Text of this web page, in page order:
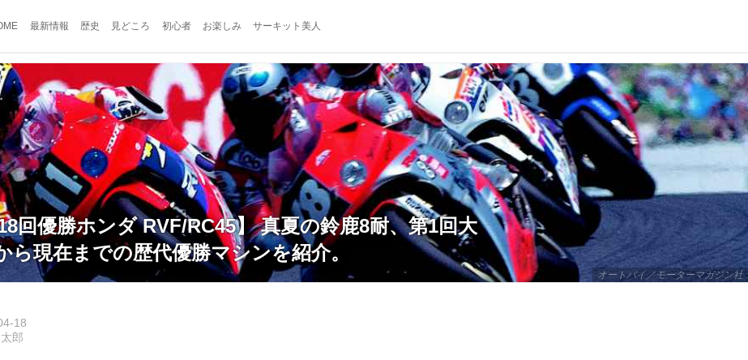
最新情報 歴史 見どころ 初心者 お楽しみ サーキット美人
オートバイ／モーターマガジン社
回優勝ホンダ RVF/RC45】 真夏の鈴鹿8耐、第1回大
ら現在までの歴代優勝マシンを紹介。
18
郎